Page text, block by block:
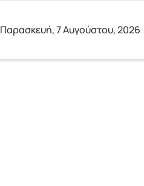
Παρασκευή, 7 Αυγούστου, 2026